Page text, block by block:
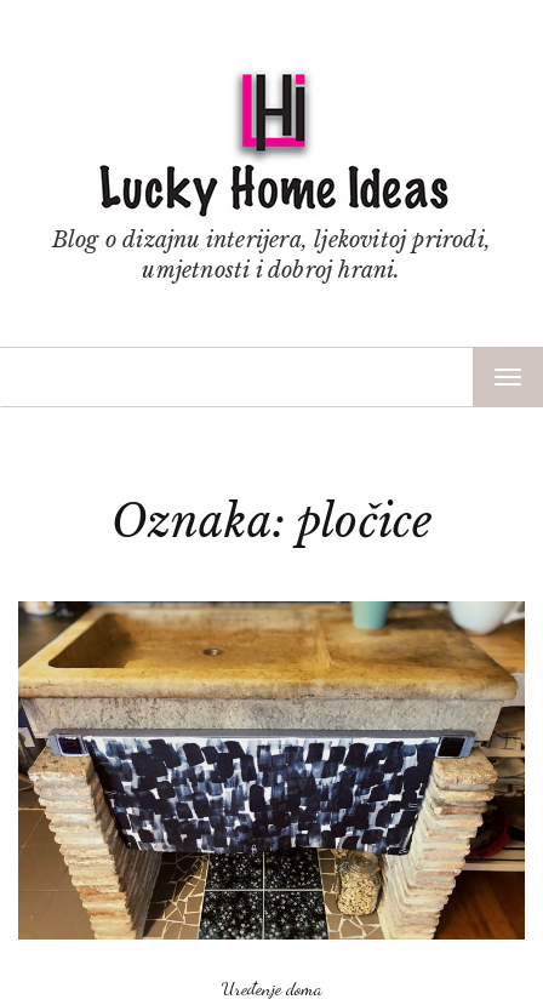
Blog o dizajnu interijera, ljekovitoj prirodi,
umjetnosti i dobroj hrani.
Oznaka: pločice
Uređenje doma